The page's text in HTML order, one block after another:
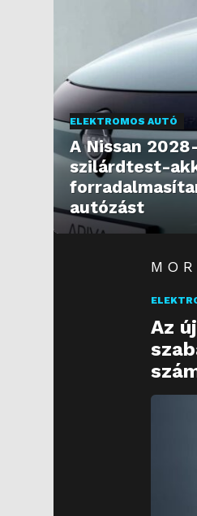
ELEKTROMOS AUTÓ
A Nissan
szilárdtest-
autózást
Az